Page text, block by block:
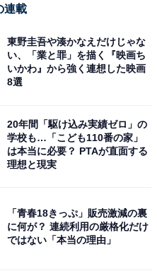
んでした！ 千葉さんは、
ァッション誌『CHOKi
モデルとして活動。同誌
スタッフからスカウトさ
動をスタートします。
『天装戦隊ゴセイジャ
演のアラタ／ゴセイレッ
『家売るオンナ』（日本
しています。
より、王子様系の可愛い
連載
東野圭吾や湊かなえだけじゃな
い、「業と罪」を描く『映画ち
いかわ』から強く連想した映画
8選
20年間「駆け込み実績ゼロ」の
学校も…「こども110番の家」
は本当に必要？ PTAが直面する
理想と現実
「青春18きっぷ」販売激減の裏
に何が？ 連続利用の厳格化だけ
ではない「本当の理由」